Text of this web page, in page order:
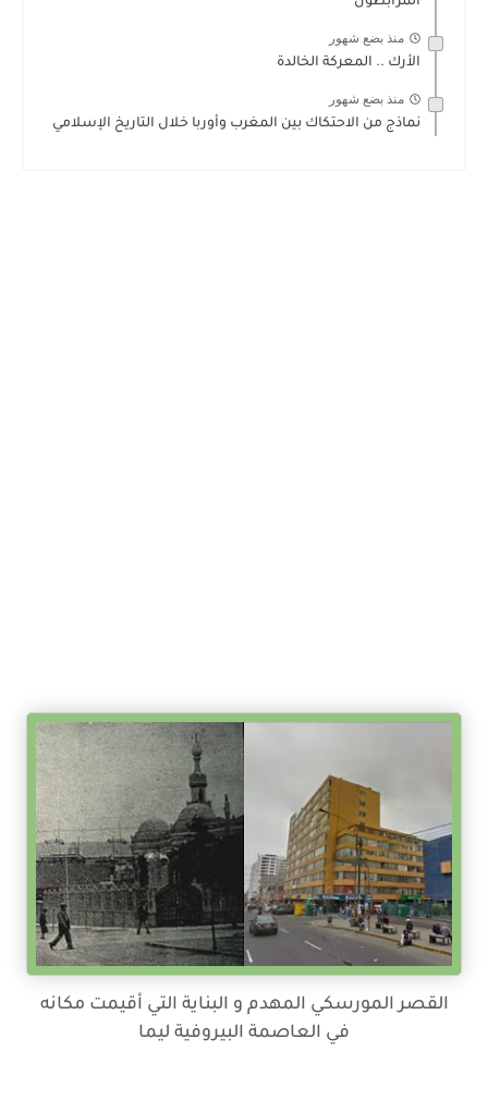
منذ بضع شهور
الأرك .. المعركة الخالدة
منذ بضع شهور
نماذج من الاحتكاك بين المغرب وأوربا خلال التاريخ الإسلامي
القصر المورسكي المهدم و البناية التي أقيمت مكانه
في العاصمة البيروفية ليما